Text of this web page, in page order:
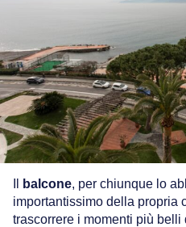
balcone, per chiunque lo
importantissimo della propria
trascorrere i momenti più